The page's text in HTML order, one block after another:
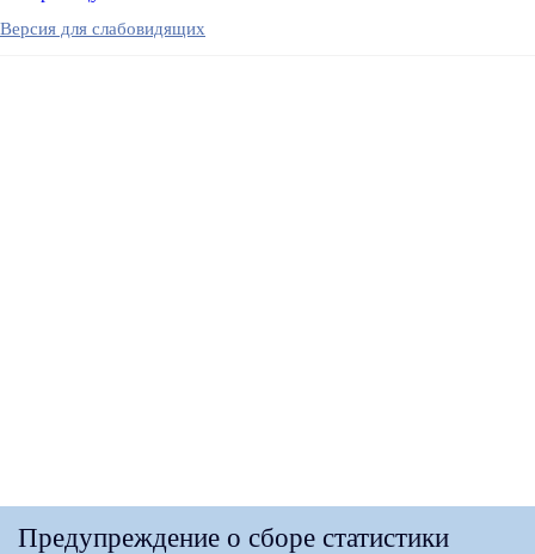
Версия для слабовидящих
Предупреждение о сборе статистики